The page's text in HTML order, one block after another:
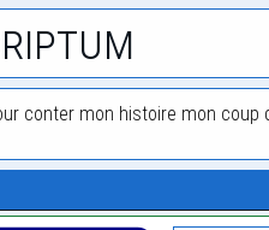
conter mon histoire mon coup